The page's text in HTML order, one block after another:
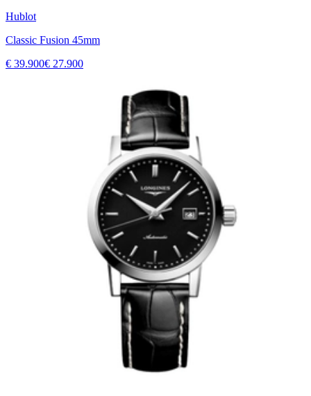
Hublot
Classic Fusion 45mm
€ 39.900€ 27.900